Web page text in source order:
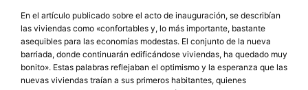
En el artículo publicado sobre el acto de inauguración, se describían
las viviendas como «confortables y, lo más importante, bastante
asequibles para las economías modestas. El conjunto de la nueva
barriada, donde continuarán edificándose viviendas, ha quedado muy
bonito». Estas palabras reflejaban el optimismo y la esperanza que las
nuevas viviendas traían a sus primeros habitantes, quienes